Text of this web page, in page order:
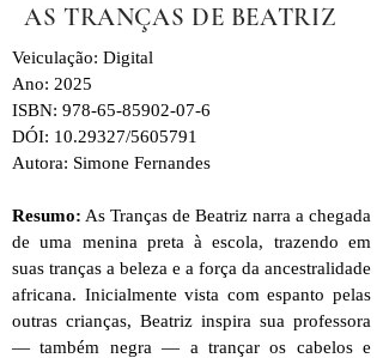
AS TRANÇAS DE BEATRIZ
Veiculação: Digital
Ano: 2025
ISBN: 978-65-85902-07-6
DÓI: 10.29327/5605791
Autora: Simone Fernandes
Resumo: As Tranças de Beatriz narra a chegada
de uma menina preta à escola, trazendo em
suas tranças a beleza e a força da ancestralidade
africana. Inicialmente vista com espanto pelas
outras crianças, Beatriz inspira sua professora
— também negra — a trançar os cabelos e